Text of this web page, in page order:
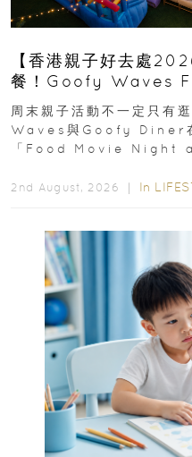
【香港親子好去處
餐！Goofy Waves
外影院逢週末登場
周末親子活動不一定只有
Waves與Goofy Diner
「Food Movie
2nd August, 2026 ｜ In